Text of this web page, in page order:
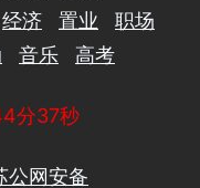
经济 置业
职场
音乐 高考
分38秒
公网安备